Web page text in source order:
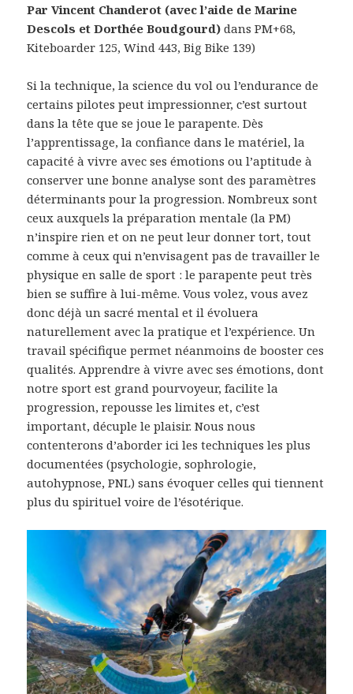
Par Vincent Chanderot (avec l’aide de Marine
Descols et Dorthée Boudgourd) dans PM+68,
Kiteboarder 125, Wind 443, Big Bike 139)
Si la technique, la science du vol ou l’endurance de
certains pilotes peut impressionner, c’est surtout
dans la tête que se joue le parapente. Dès
l’apprentissage, la confiance dans le matériel, la
capacité à vivre avec ses émotions ou l’aptitude à
conserver une bonne analyse sont des paramètres
déterminants pour la progression. Nombreux sont
ceux auxquels la préparation mentale (la PM)
n’inspire rien et on ne peut leur donner tort, tout
comme à ceux qui n’envisagent pas de travailler le
physique en salle de sport : le parapente peut très
bien se suffire à lui-même. Vous volez, vous avez
donc déjà un sacré mental et il évoluera
naturellement avec la pratique et l’expérience. Un
travail spécifique permet néanmoins de booster ces
qualités. Apprendre à vivre avec ses émotions, dont
notre sport est grand pourvoyeur, facilite la
progression, repousse les limites et, c’est
important, décuple le plaisir. Nous nous
contenterons d’aborder ici les techniques les plus
documentées (psychologie, sophrologie,
autohypnose, PNL) sans évoquer celles qui tiennent
plus du spirituel voire de l’ésotérique.